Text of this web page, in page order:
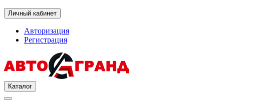
Личный кабинет
Авторизация
Регистрация
Каталог